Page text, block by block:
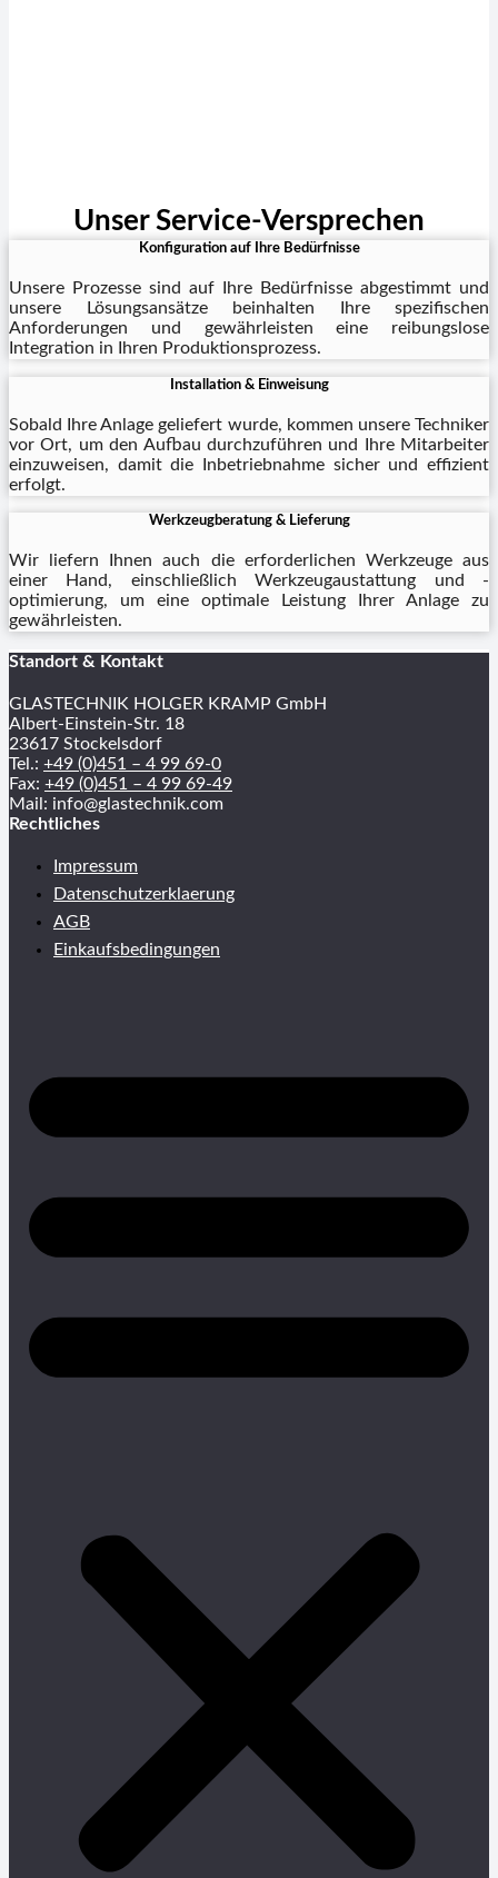
Unser Service-Versprechen
Konfiguration auf Ihre Bedürfnisse
Unsere Prozesse sind auf Ihre Bedürfnisse abgestimmt und
unsere Lösungsansätze beinhalten Ihre spezifischen
Anforderungen und gewährleisten eine reibungslose
Integration in Ihren Produktionsprozess.
Installation & Einweisung
Sobald Ihre Anlage geliefert wurde, kommen unsere Techniker
vor Ort, um den Aufbau durchzuführen und Ihre Mitarbeiter
einzuweisen, damit die Inbetriebnahme sicher und effizient
erfolgt.
Werkzeugberatung & Lieferung
Wir liefern Ihnen auch die erforderlichen Werkzeuge aus
einer Hand, einschließlich Werkzeugaustattung und -
optimierung, um eine optimale Leistung Ihrer Anlage zu
gewährleisten.
Standort & Kontakt
GLASTECHNIK HOLGER KRAMP GmbH
Albert-Einstein-Str. 18
23617 Stockelsdorf
Tel.: +49 (0)451 – 4 99 69-0
Fax: +49 (0)451 – 4 99 69-49
Mail: info@glastechnik.com
Rechtliches
Impressum
Datenschutzerklaerung
AGB
Einkaufsbedingungen